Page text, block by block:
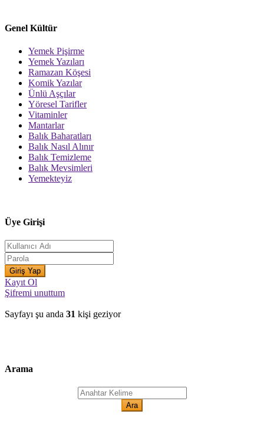
Genel Kültür
Yemek Pişirme
Yemek Yazıları
Ramazan Köşesi
Komik Yazılar
Ünlü Aşçılar
Yöresel Tarifler
Vitaminler
Mantarlar
Balık Baharatları
Balık Nasıl Alınır
Balık Temizleme
Balık Mevsimleri
Yemekteyiz
Üye Girişi
Kayıt Ol
Şifremi unuttum
Sayfayı şu anda 31 kişi geziyor
Arama